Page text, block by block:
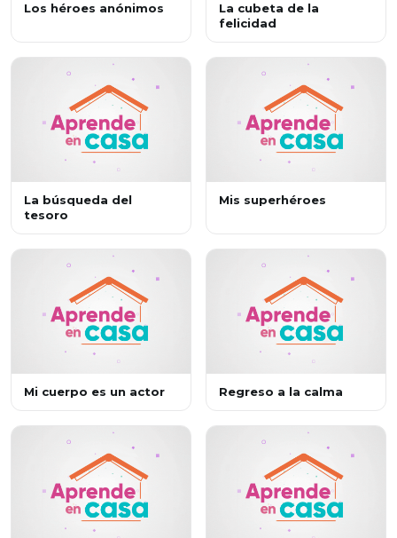
Los héroes anónimos
La cubeta de la
felicidad
La búsqueda del
tesoro
Mis superhéroes
Mi cuerpo es un actor Regreso a la calma